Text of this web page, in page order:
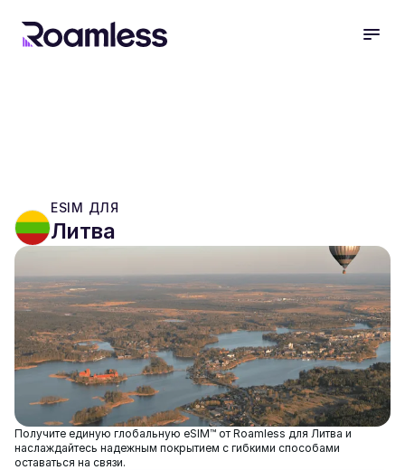
ESIM ДЛЯ
Литва
Получите единую глобальную eSIM™ от Roamless для Литва и
наслаждайтесь надежным покрытием с гибкими способами
оставаться на связи.